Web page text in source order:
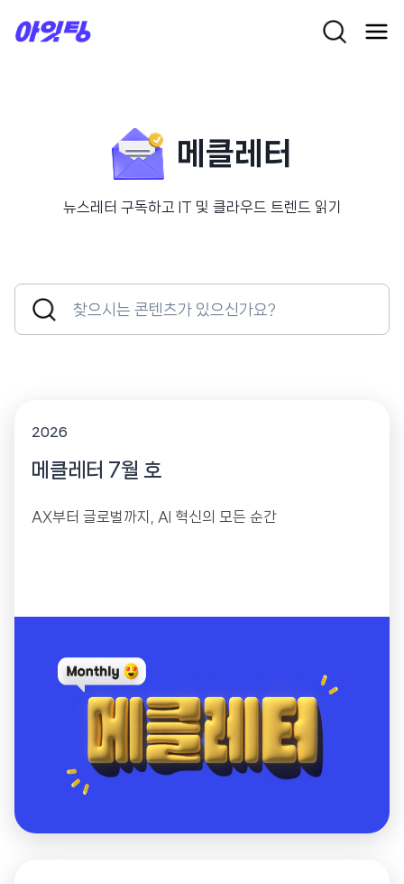
메클레터
뉴스레터 구독하고 IT 및 클라우드 트렌드 읽기
Search
Search
2026
메클레터 7월 호
AX부터 글로벌까지, AI 혁신의 모든 순간